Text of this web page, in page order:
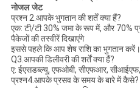
नोजल जेट
प्रश्न 2.आपके भुगतान की शर्तें क्या हैं?
एक: टी/टी 30% जमा के रूप में, और 70%
पैकेजों की तस्वीरें दिखाएंगे
इससे पहले कि आप शेष राशि का भुगतान करें।
Q3.आपकी डिलीवरी की शर्तें क्या हैं?
ए: ईएसडब्ल्यू, एफओबी, सीएफआर, सीआईएफ,
प्रश्न4.आपके प्रसव के समय के बारे में कैसे?